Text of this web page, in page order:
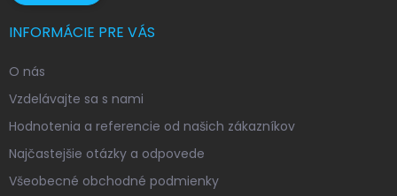
INFORMÁCIE PRE VÁS
O nás
Vzdelávajte sa s nami
Hodnotenia a referencie od našich zákazníkov
Najčastejšie otázky a odpovede
Všeobecné obchodné podmienky